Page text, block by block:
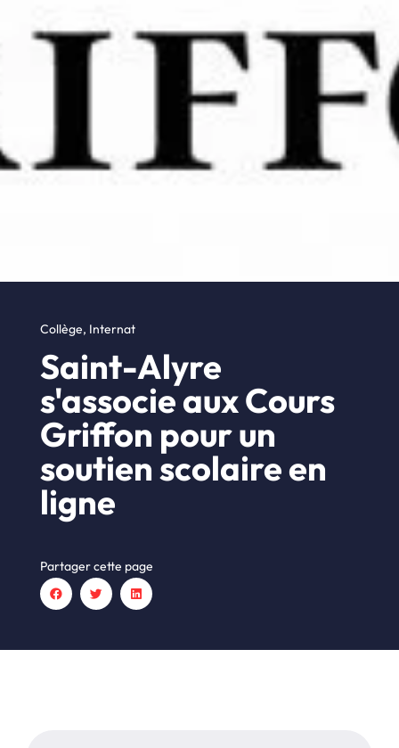
Collège, Internat
Saint-Alyre
s'associe aux Cours
Griffon pour un
soutien scolaire en
ligne
Partager cette page